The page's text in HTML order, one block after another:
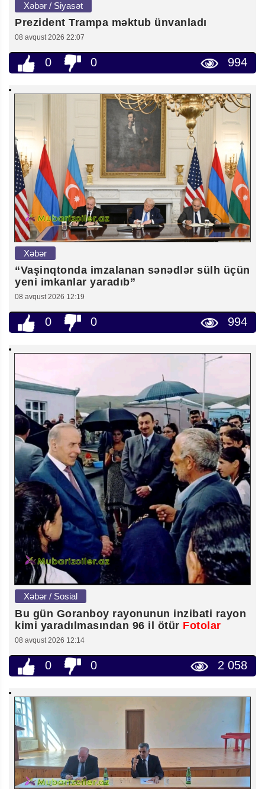
Xəbər / Siyasət
Prezident Trampa məktub ünvanladı
08 avqust 2026 22:07
0 0 994
Xəbər
“Vaşinqtonda imzalanan sənədlər sülh üçün
yeni imkanlar yaradıb”
08 avqust 2026 12:19
0 0 994
Xəbər / Sosial
Bu gün Goranboy rayonunun inzibati rayon
kimi yaradılmasından 96 il ötür Fotolar
08 avqust 2026 12:14
0 0 2 058